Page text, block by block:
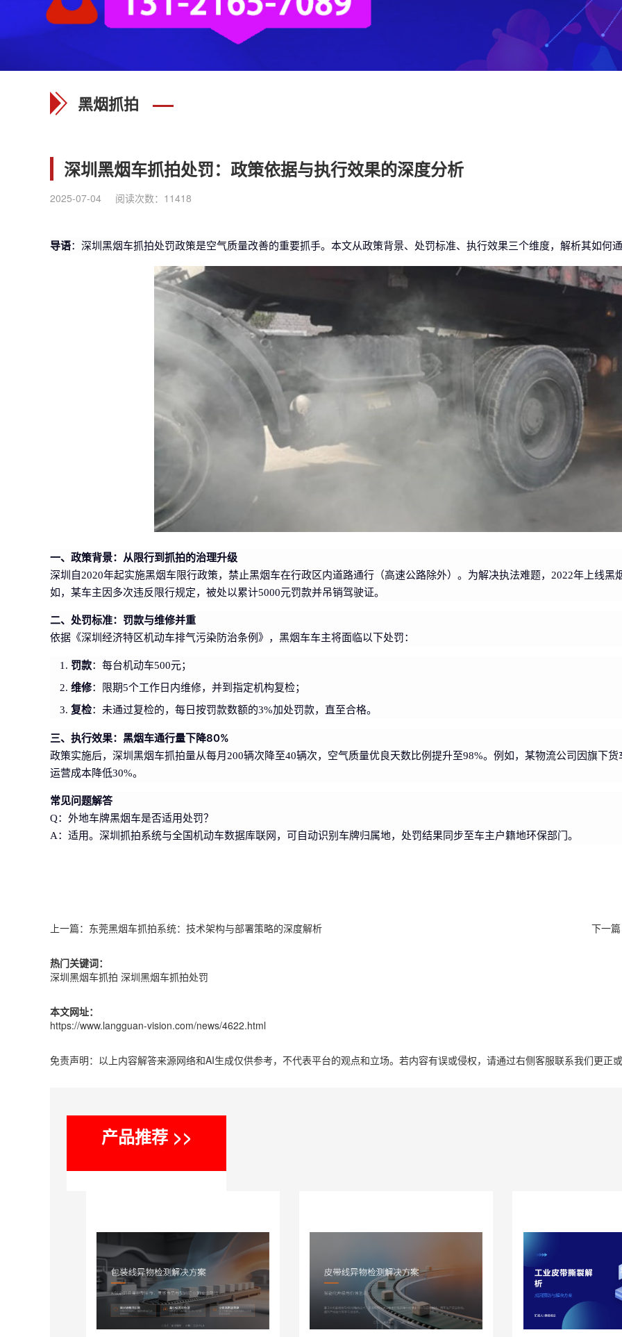
黑烟抓拍
深圳黑烟车抓拍处罚：政策依据与执行效果的深度分析
2025-07-04 阅读次数： 11418
导语：深圳黑烟车抓拍处罚政策是空气质量改善的重要抓手。本文从政策背景、处罚标准、执行效果三个维度，解析其如何
一、政策背景：从限行到抓拍的治理升级
深圳自2020年起实施黑烟车限行政策，禁止黑烟车在行政区内道路通行（高速公路除外）。为解决执法难题，2022年上线黑
如，某车主因多次违反限行规定，被处以累计5000元罚款并吊销驾驶证。
二、处罚标准：罚款与维修并重
依据《深圳经济特区机动车排气污染防治条例》，黑烟车车主将面临以下处罚：
罚款：每台机动车500元；
维修：限期5个工作日内维修，并到指定机构复检；
复检：未通过复检的，每日按罚款数额的3%加处罚款，直至合格。
三、执行效果：黑烟车通行量下降80%
政策实施后，深圳黑烟车抓拍量从每月200辆次降至40辆次，空气质量优良天数比例提升至98%。例如，某物流公司因旗下
运营成本降低30%。
常见问题解答
Q：外地车牌黑烟车是否适用处罚？
A：适用。深圳抓拍系统与全国机动车数据库联网，可自动识别车牌归属地，处罚结果同步至车主户籍地环保部门。
上一篇： 东莞黑烟车抓拍系统：技术架构与部署策略的深度解析 下一
热门关键词：
深圳黑烟车抓拍 深圳黑烟车抓拍处罚
本文网址：
https://www.langguan-vision.com/news/4622.html
免责声明：以上内容解答来源网络和AI生成仅供参考，不代表平台的观点和立场。若内容有误或侵权，请通过右侧客服联系我们更正
产品推荐 >>